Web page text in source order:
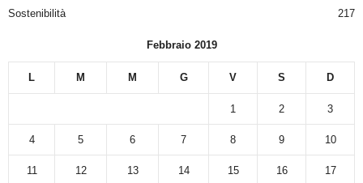
Sostenibilità
217
Febbraio 2019
L M M G V S D
1 2 3
4 5 6 7 8 9 10
11 12 13 14 15 16 17